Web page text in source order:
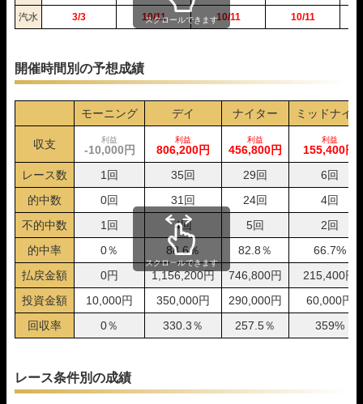
汽水 3/3 10/11 10/11 10/11
スクロールできます
開催時間別の予想成績
モーニング デイ ナイター ミッドナイト
収支 利益
-10,000円
利益
806,200円
利益
456,800円
利益
155,400円
レース数
1回 35回 29回
6回
的中数
0回 31回 24回
4回
不的中数
1回 4回 5回
2回
的中率
0％ 88.6％ 82.8％
66.7%
払戻金額
0円 1,156,200円 746,800円
215,400円
投資金額
10,000円 350,000円 290,000円
60,000円
回収率
0％ 330.3％ 257.5％ 359%
スクロールできます
レース条件別の成績